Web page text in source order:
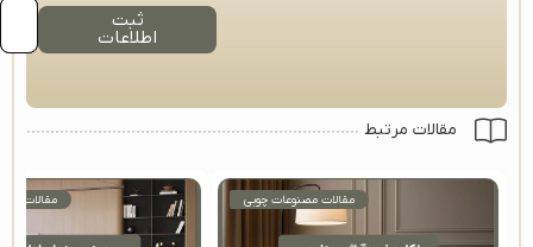
ثبت
اطلاعات
مقالات مرتبط
مقالات مصنوعات چوبی مقالات